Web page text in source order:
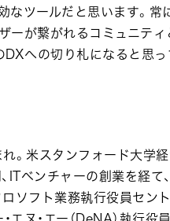
なツールだと思います。
が繋がれるコミュニティ
DXへの切り札になると思
。米スタンフォード大学経
ITベンチャーの創業を経て
ソフト業務執行役員セン